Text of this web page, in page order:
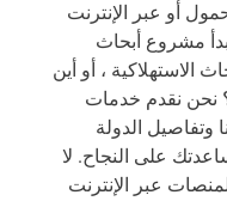
أو عبر الإنترنت
مشروع أبحاث
الاستهلاكية ، أو أين
نحن نقدم خدمات
وتفاصيل الدولة
على النجاح. لا
عبر الإنترنت